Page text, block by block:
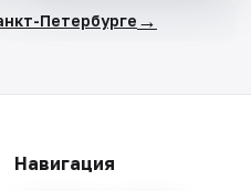
Петербурге →
Навигация